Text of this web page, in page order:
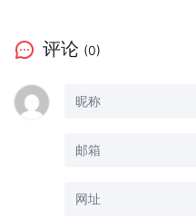
评论 (0)